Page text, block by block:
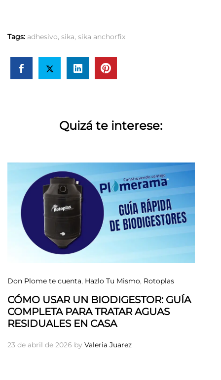
Tags: adhesivo, sika, sika anchorfix
Quizá te interese:
Don Plome te cuenta, Hazlo Tu Mismo, Rotoplas
CÓMO USAR UN BIODIGESTOR: GUÍA
COMPLETA PARA TRATAR AGUAS
RESIDUALES EN CASA
23 de abril de 2026 by Valeria Juarez